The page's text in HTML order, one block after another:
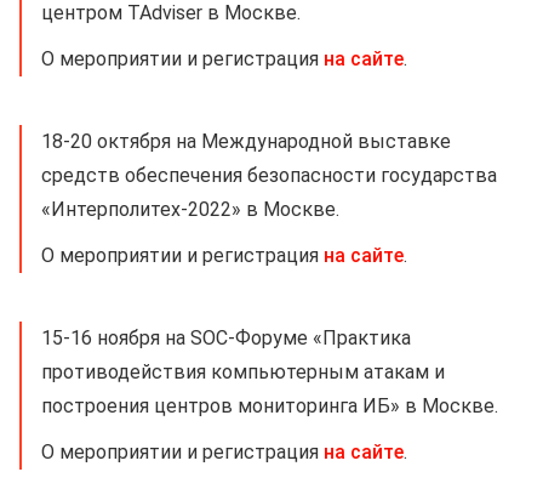
центром TAdviser в Москве.
О мероприятии и регистрация на сайте.
18-20 октября на Международной выставке
средств обеспечения безопасности государства
«Интерполитех-2022» в Москве.
О мероприятии и регистрация на сайте.
15-16 ноября на SOC-Форуме «Практика
противодействия компьютерным атакам и
построения центров мониторинга ИБ» в Москве.
О мероприятии и регистрация на сайте.